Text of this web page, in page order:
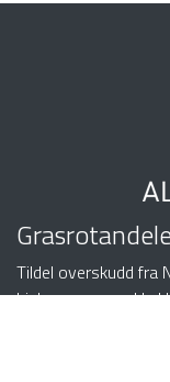
Tildel overskudd fra
hjelp av noen enkle